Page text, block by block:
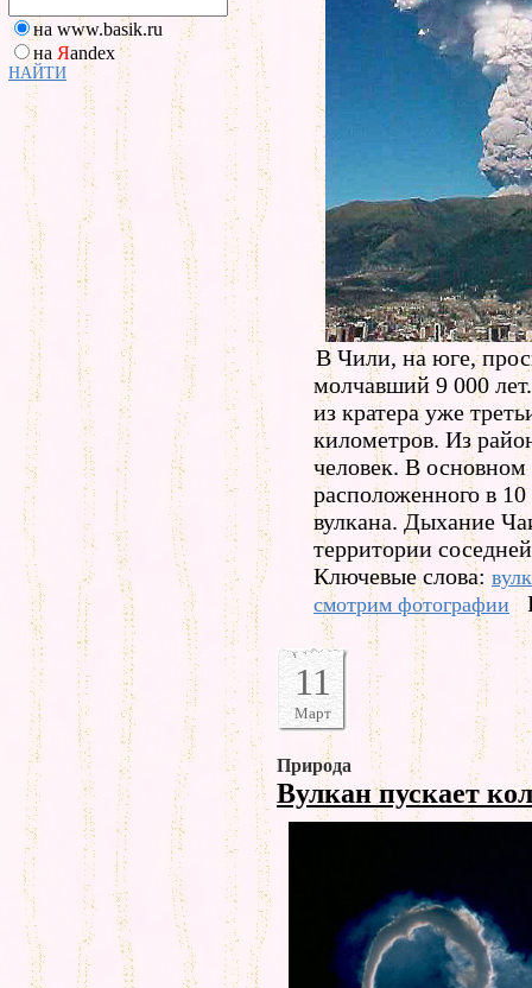
на www.basik.ru
на Яandex
НАЙТИ
В Чили, на юге,
молчавший 9 000
из кратера уже
километров. Из
человек. В основном
расположенного в
вулкана. Дыхание
территории
Ключевые слова:
смотрим фотографии
11
Март
Природа
Вулкан пускает